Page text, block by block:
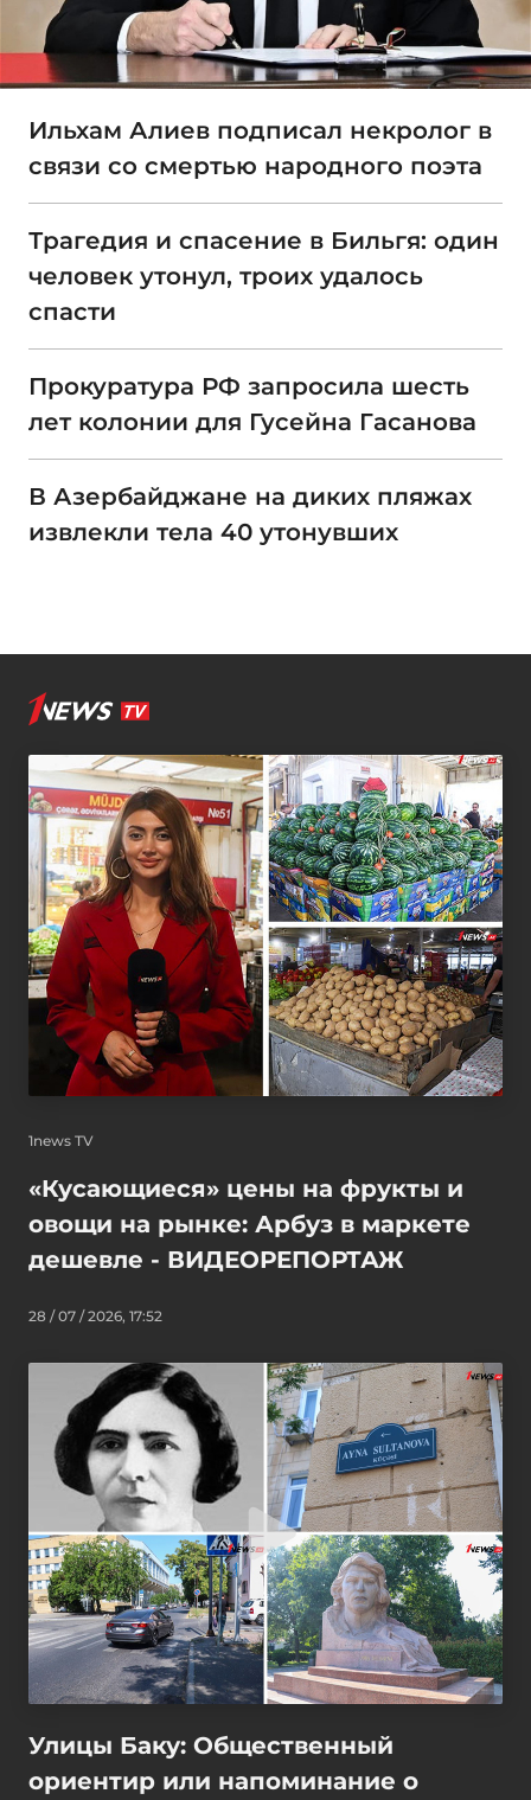
Ильхам Алиев подписал некролог в
связи со смертью народного поэта
Трагедия и спасение в Бильгя: один
человек утонул, троих удалось
спасти
Прокуратура РФ запросила шесть
лет колонии для Гусейна Гасанова
В Азербайджане на диких пляжах
извлекли тела 40 утонувших
1news TV
«Кусающиеся» цены на фрукты и
овощи на рынке: Арбуз в маркете
дешевле - ВИДЕОРЕПОРТАЖ
28 / 07 / 2026, 17:52
Улицы Баку: Общественный
ориентир или напоминание о